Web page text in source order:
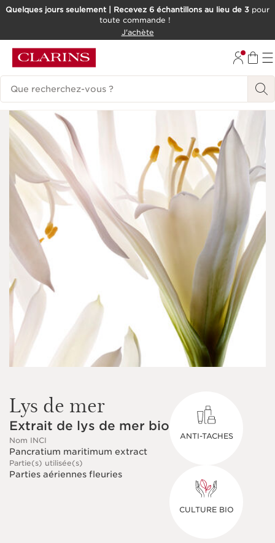
ALLER AU CONTENU
Quelques jours seulement | Recevez 6 échantillons au lieu de 3 pour
toute commande !
J'achète
Historique des recherches
Lys de mer
Extrait de lys de mer bio
Nom INCI
Pancratium maritimum extract
Partie(s) utilisée(s)
Parties aériennes fleuries
ANTI-TACHES
CULTURE BIO